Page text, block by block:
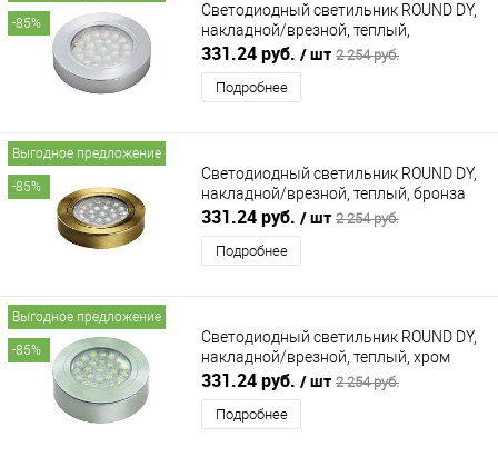
-85%
Светодиодный светильник ROUND DY,
накладной/врезной, теплый,
алюминий FURNIKA (ФУРНИКА)
331.24 руб. / шт 2 254 руб.
Подробнее
Выгодное предложение
-85%
Светодиодный светильник ROUND DY,
накладной/врезной, теплый, бронза
FURNIKA (ФУРНИКА)
331.24 руб. / шт 2 254 руб.
Подробнее
Выгодное предложение
-85%
Светодиодный светильник ROUND DY,
накладной/врезной, теплый, хром
FURNIKA (ФУРНИКА)
331.24 руб. / шт 2 254 руб.
Подробнее